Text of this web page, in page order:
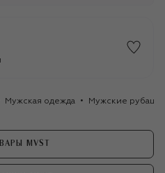
Мужская одежда Мужские
MVST